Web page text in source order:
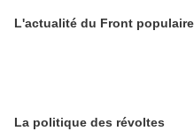
L'actualité du Front populaire
La politique des révoltes